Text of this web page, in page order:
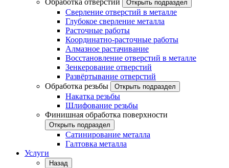
Обработка отверстий
Открыть подраздел
Сверление отверстий в металле
Глубокое сверление металла
Расточные работы
Координатно-расточные работы
Алмазное растачивание
Восстановление отверстий в металле
Зенкерование отверстий
Развёртывание отверстий
Обработка резьбы
Открыть подраздел
Накатка резьбы
Шлифование резьбы
Финишная обработка поверхности
Открыть подраздел
Сатинирование металла
Галтовка металла
Услуги
Назад